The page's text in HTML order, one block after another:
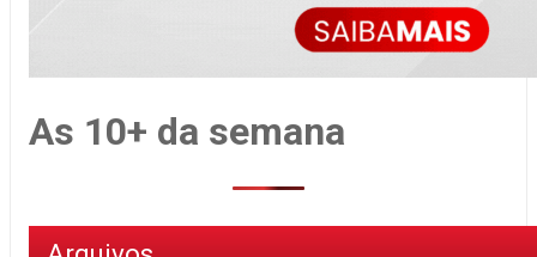
As 10+ da semana